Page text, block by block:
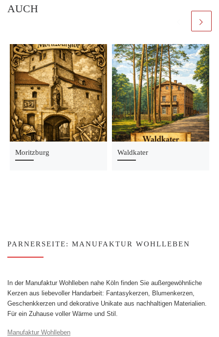
AUCH
Moritzburg Waldkater
PARNERSEITE: MANUFAKTUR WOHLLEBEN
In der Manufaktur Wohlleben nahe Köln finden Sie außergewöhnliche
Kerzen aus liebevoller Handarbeit: Fantasykerzen, Blumenkerzen,
Geschenkkerzen und dekorative Unikate aus nachhaltigen Materialien.
Für ein Zuhause voller Wärme und Stil.
Manufaktur Wohlleben